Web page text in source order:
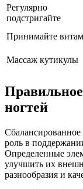
Регулярно
подстригайте
Принимайте
Массаж кутикулы
ногтей
роль в
Определенные
улучшить их
разнообразия и